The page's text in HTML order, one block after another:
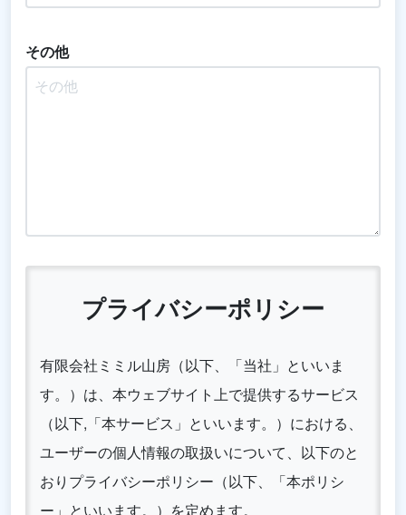
その他
プライバシーポリシー
有限会社ミミル山房（以下、「当社」といいま
す。）は、本ウェブサイト上で提供するサービス
（以下,「本サービス」といいます。）における、
ユーザーの個人情報の取扱いについて、以下のと
おりプライバシーポリシー（以下、「本ポリシ
ー」といいます。）を定めます。